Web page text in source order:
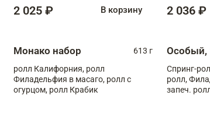
2 025 ₽ В корзину 2 036 ₽
Монако набор
613 г
ролл Калифорния, ролл
Филадельфия в масаго, ролл с
огурцом, ролл Крабик
Особый,
Спринг-
ролл,
запеч.